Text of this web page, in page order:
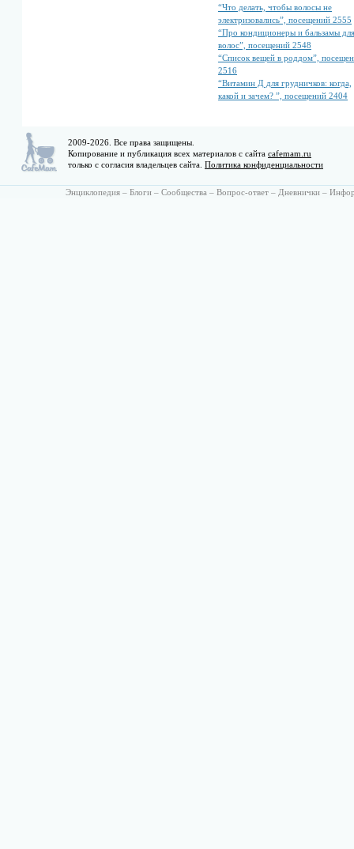
“Что делать, чтобы волосы не
электризовались”, посещений 2555
“Про кондиционеры и бальзамы для
волос”, посещений 2548
“Список вещей в роддом”,
2516
“Витамин Д для грудничков: когда,
какой и зачем? ”, посещений 2404
2009-2026. Все права защищены.
Копирование и публикация всех материалов с сайта cafemam.ru
только с согласия владельцев сайта. Политика конфиденциальности
Энциклопедия – Блоги – Сообщества – Вопрос-ответ – Дневнички –